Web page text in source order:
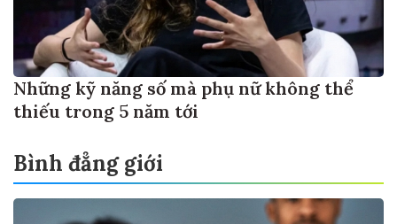
Những kỹ năng số mà phụ nữ không thể
thiếu trong 5 năm tới
Bình đẳng giới